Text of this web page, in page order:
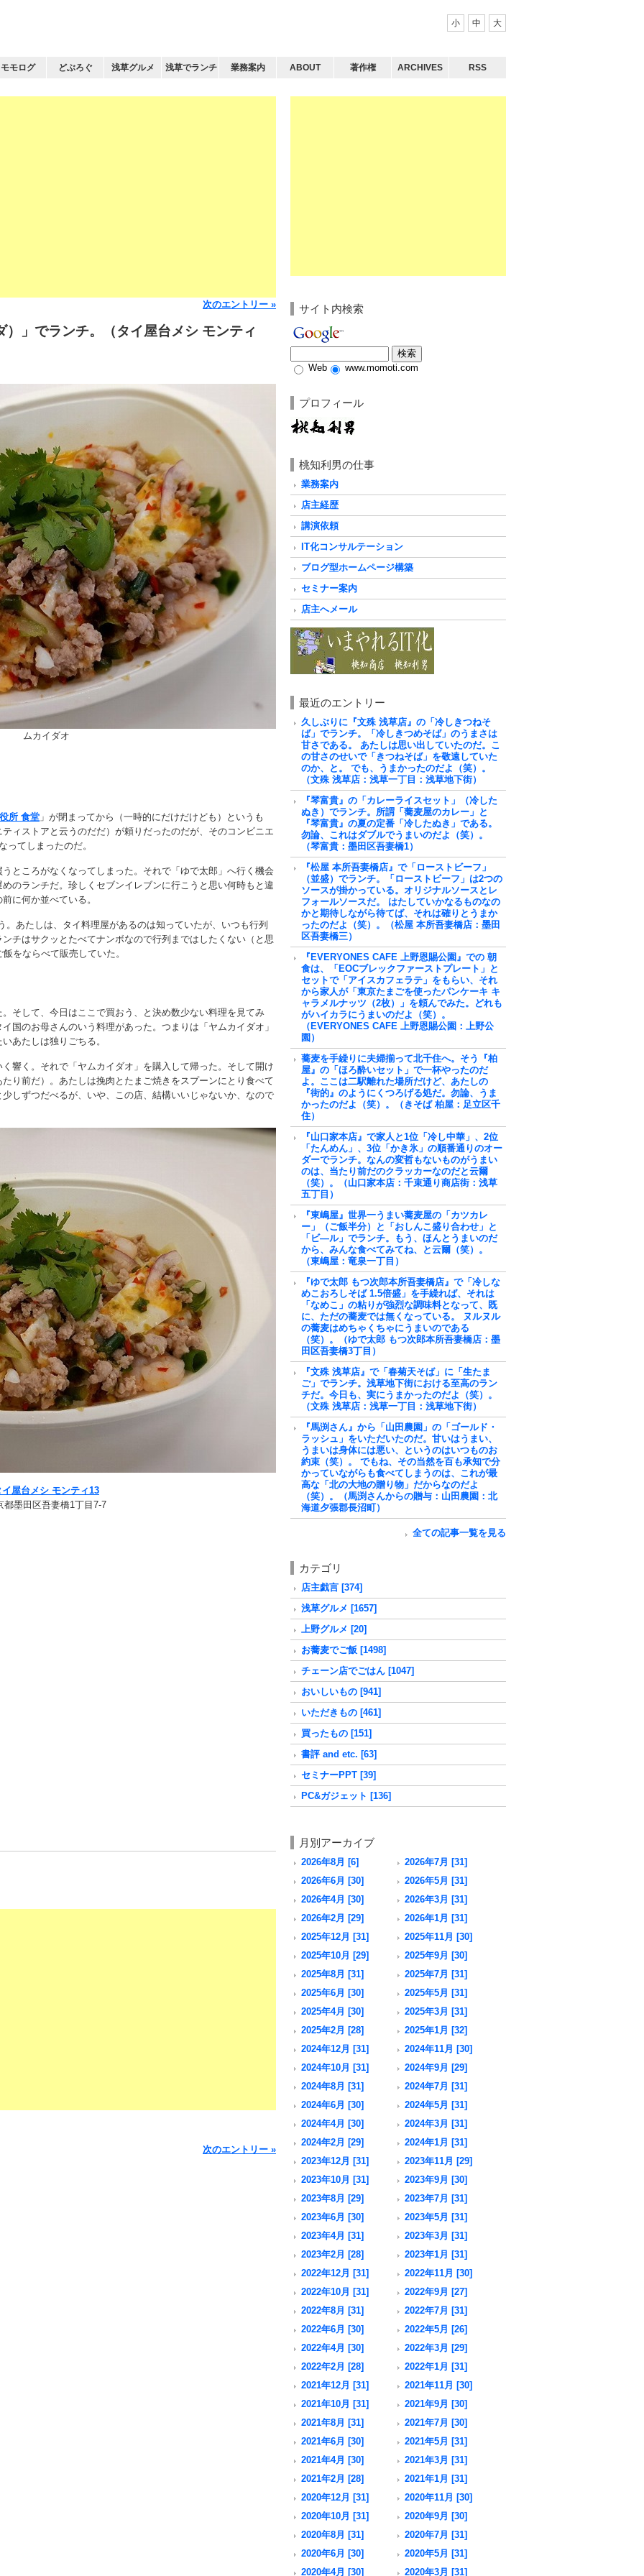
モモログ どぶろぐ 浅草グルメ 浅草でランチ 業務案内 ABOUT 著作権 ARCHIVES RSS
小 中 大
次のエントリー »
」でランチ。（タイ屋台メシ モンティ
ムカイダオ
所 食堂 」が閉まってから（一時的にだけだけども）というも
ィストアと云うのだだ）が頼りだったのだが、そのコンビニエ
ってしまったのだ。
ところがなくなってしまった。それで「ゆで太郎」へ行く機会
のランチだ。珍しくセブンイレブンに行こうと思い何時もと違
に何か並べている。
。あたしは、タイ料理屋があるのは知っていたが、いつも行列
チはサクッとたべてナンボなので行列まではしたくない（と思
をならべて販売していた。
そして、今日はここで買おう、と決め数少ない料理を見てみ
国のお母さんのいう料理があった。つまりは「ヤムカイダオ」
あたしは独りごちる。
響く。それで「ヤムカイダオ」を購入して帰った。そして開け
り前だ）。あたしは挽肉とたまご焼きをスプーンにとり食べて
しずつだべるが、いや、この店、結構いいじゃないか、なので
イ屋台メシ モンティ13
都墨田区吾妻橋1丁目7-7
次のエントリー »
サイト内検索
Web www.momoti.com
プロフィール
桃知利男の仕事
業務案内
店主経歴
講演依頼
IT化コンサルテーション
ブログ型ホームページ構築
セミナー案内
店主へメール
最近のエントリー
久しぶりに『文殊 浅草店』の「冷しきつねそ
ば」でランチ。「冷しきつめそば」のうまさは
甘さである。 あたしは思い出していたのだ。こ
の甘さのせいで「きつねそば」を敬遠していた
のか、と。 でも、うまかったのだよ（笑）。
（文殊 浅草店：浅草一丁目：浅草地下街）
『琴富貴』の「カレーライスセット」（冷した
ぬき）でランチ。所謂「蕎麦屋のカレー」と
『琴富貴』の夏の定番「冷したぬき」である。
勿論、これはダブルでうまいのだよ（笑）。
（琴富貴：墨田区吾妻橋1）
『松屋 本所吾妻橋店』で「ローストビーフ」
（並盛）でランチ。「ローストビーフ」は2つの
ソースが掛かっている。オリジナルソースとレ
フォールソースだ。 はたしていかなるものなの
かと期待しながら待てば、それは確りとうまか
ったのだよ（笑）。（松屋 本所吾妻橋店：墨田
区吾妻橋三）
『EVERYONES CAFE 上野恩賜公園』での 朝
食は、「EOCブレックファーストプレート」と
セットで「アイスカフェラテ」をもらい、それ
から家人が「東京たまごを使ったパンケーキ キ
ャラメルナッツ（2枚）」を頼んでみた。どれも
がハイカラにうまいのだよ（笑）。
（EVERYONES CAFE 上野恩賜公園：上野公
園）
蕎麦を手繰りに夫婦揃って北千住へ。そう『柏
屋』の「ほろ酔いセット」で一杯やったのだ
よ。ここは二駅離れた場所だけど、あたしの
『街的』のようにくつろげる処だ。勿論、うま
かったのだよ（笑）。（きそば 柏屋：足立区千
住）
『山口家本店』で家人と1位「冷し中華」、2位
「たんめん」、3位「かき氷」の順番通りのオー
ダーでランチ。なんの変哲もないものがうまい
のは、当たり前だのクラッカーなのだと云爾
（笑）。（山口家本店：千束通り商店街：浅草
五丁目）
『東嶋屋』世界一うまい蕎麦屋の「カツカレ
ー」（ご飯半分）と「おしんこ盛り合わせ」と
「ビ―ル」でランチ。もう、ほんとうまいのだ
から、みんな食べてみてね、と云爾（笑）。
（東嶋屋：竜泉一丁目）
『ゆで太郎 もつ次郎本所吾妻橋店』で「冷しな
めこおろしそば 1.5倍盛」を手繰れば、それは
「なめこ」の粘りが強烈な調味料となって、既
に、ただの蕎麦では無くなっている。 ヌルヌル
の蕎麦はめちゃくちゃにうまいのである
（笑）。（ゆで太郎 もつ次郎本所吾妻橋店：墨
田区吾妻橋3丁目）
『文殊 浅草店』で「春菊天そば」に「生たま
ご」でランチ。浅草地下街における至高のラン
チだ。今日も、実にうまかったのだよ（笑）。
（文殊 浅草店：浅草一丁目：浅草地下街）
『馬渕さん』から「山田農園」の「ゴールド・
ラッシュ」をいただいたのだ。甘いはうまい、
うまいは身体には悪い、というのはいつものお
約束（笑）。 でもね、その当然を百も承知で分
かっていながらも食べてしまうのは、これが最
高な「北の大地の贈り物」だからなのだよ
（笑）。（馬渕さんからの贈与：山田農園：北
海道夕張郡長沼町）
全ての記事一覧を見る
カテゴリ
店主戯言 [374]
浅草グルメ [1657]
上野グルメ [20]
お蕎麦でご飯 [1498]
チェーン店でごはん [1047]
おいしいもの [941]
いただきもの [461]
買ったもの [151]
書評 and etc. [63]
セミナーPPT [39]
PC&ガジェット [136]
月別アーカイブ
2026年8月 [6]
2026年7月 [31]
2026年6月 [30]
2026年5月 [31]
2026年4月 [30]
2026年3月 [31]
2026年2月 [29]
2026年1月 [31]
2025年12月 [31]
2025年11月 [30]
2025年10月 [29]
2025年9月 [30]
2025年8月 [31]
2025年7月 [31]
2025年6月 [30]
2025年5月 [31]
2025年4月 [30]
2025年3月 [31]
2025年2月 [28]
2025年1月 [32]
2024年12月 [31]
2024年11月 [30]
2024年10月 [31]
2024年9月 [29]
2024年8月 [31]
2024年7月 [31]
2024年6月 [30]
2024年5月 [31]
2024年4月 [30]
2024年3月 [31]
2024年2月 [29]
2024年1月 [31]
2023年12月 [31]
2023年11月 [29]
2023年10月 [31]
2023年9月 [30]
2023年8月 [29]
2023年7月 [31]
2023年6月 [30]
2023年5月 [31]
2023年4月 [31]
2023年3月 [31]
2023年2月 [28]
2023年1月 [31]
2022年12月 [31]
2022年11月 [30]
2022年10月 [31]
2022年9月 [27]
2022年8月 [31]
2022年7月 [31]
2022年6月 [30]
2022年5月 [26]
2022年4月 [30]
2022年3月 [29]
2022年2月 [28]
2022年1月 [31]
2021年12月 [31]
2021年11月 [30]
2021年10月 [31]
2021年9月 [30]
2021年8月 [31]
2021年7月 [30]
2021年6月 [30]
2021年5月 [31]
2021年4月 [30]
2021年3月 [31]
2021年2月 [28]
2021年1月 [31]
2020年12月 [31]
2020年11月 [30]
2020年10月 [31]
2020年9月 [30]
2020年8月 [31]
2020年7月 [31]
2020年6月 [30]
2020年5月 [31]
2020年4月 [30]
2020年3月 [31]